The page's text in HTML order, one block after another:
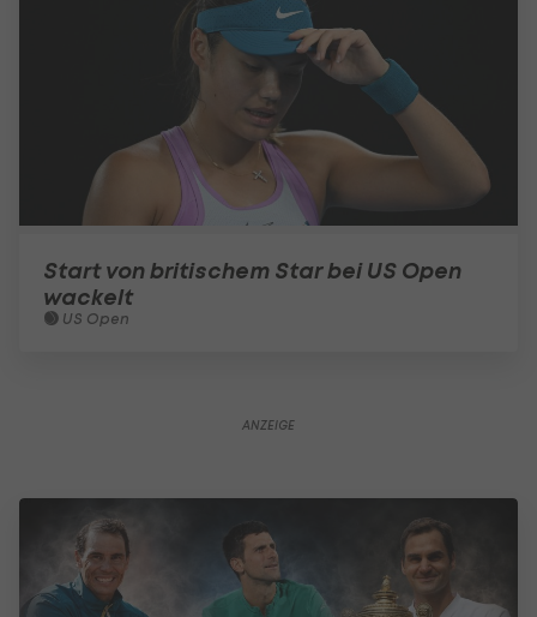
Start von britischem Star bei US Open
wackelt
US Open